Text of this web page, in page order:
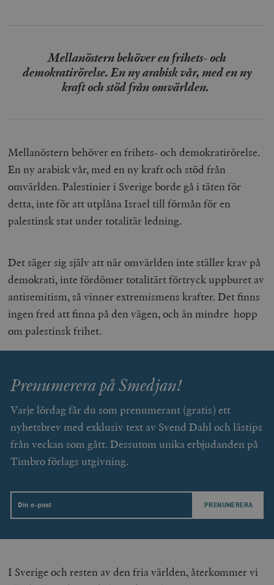
Mellanöstern behöver en frihets- och
demokratirörelse. En ny arabisk vår, med en ny
kraft och stöd från omvärlden.
Mellanöstern behöver en frihets- och demokratirörelse.
En ny arabisk vår, med en ny kraft och stöd från
omvärlden. Palestinier i Sverige borde gå i täten för
detta, inte för att utplåna Israel till förmån för en
palestinsk stat under totalitär ledning.
Det säger sig själv att när omvärlden inte ställer krav på
demokrati, inte fördömer totalitärt förtryck uppburet av
antisemitism, så vinner extremismens krafter. Det finns
ingen fred att finna på den vägen, och än mindre hopp
om palestinsk frihet.
Prenumerera på Smedjan!
Varje lördag får du som prenumerant (gratis) ett
nyhetsbrev med exklusiv text av Svend Dahl och lästips
från veckan som gått. Dessutom unika erbjudanden på
Timbro förlags utgivning.
Email
I Sverige och resten av den fria världen, återkommer vi